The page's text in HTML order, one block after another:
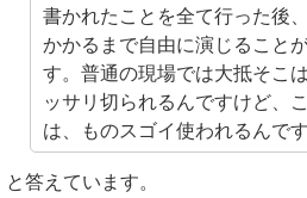
書かれたことを全て行った後
かかるまで自由に演じること
す。普通の現場では大抵そこ
ッサリ切られるんですけど、
は、ものスゴイ使われるんです
と答えています。